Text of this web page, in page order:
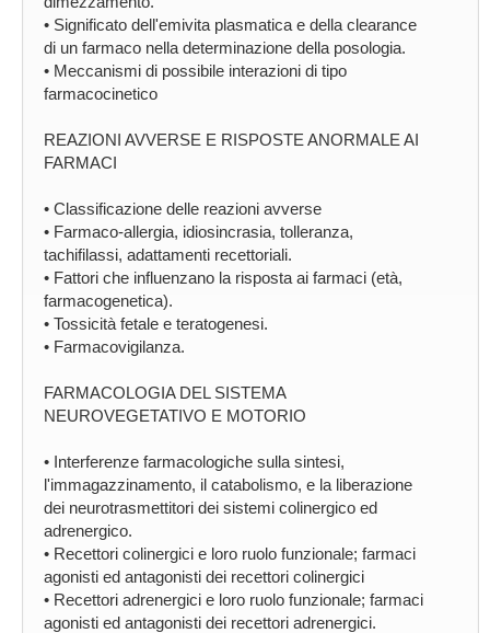
• Significato dell'emivita plasmatica e della clearance
di un farmaco nella determinazione della posologia.
• Meccanismi di possibile interazioni di tipo
farmacocinetico
REAZIONI AVVERSE E RISPOSTE ANORMALE AI
FARMACI
• Classificazione delle reazioni avverse
• Farmaco-allergia, idiosincrasia, tolleranza,
tachifilassi, adattamenti recettoriali.
• Fattori che influenzano la risposta ai farmaci (età,
farmacogenetica).
• Tossicità fetale e teratogenesi.
• Farmacovigilanza.
FARMACOLOGIA DEL SISTEMA
NEUROVEGETATIVO E MOTORIO
• Interferenze farmacologiche sulla sintesi,
l'immagazzinamento, il catabolismo, e la liberazione
dei neurotrasmettitori dei sistemi colinergico ed
adrenergico.
• Recettori colinergici e loro ruolo funzionale; farmaci
agonisti ed antagonisti dei recettori colinergici
• Recettori adrenergici e loro ruolo funzionale; farmaci
agonisti ed antagonisti dei recettori adrenergici.